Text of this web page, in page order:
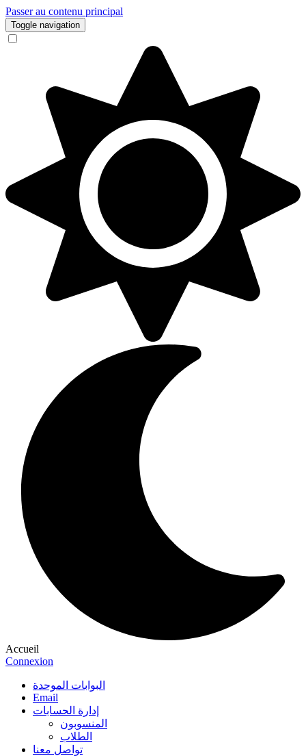
Passer au contenu principal
Toggle navigation
Accueil
Connexion
البوابات الموحدة
Email
إدارة الحسابات
المنسوبون
الطلاب
تواصل معنا